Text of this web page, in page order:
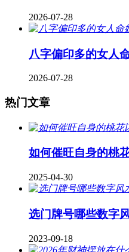
2026-07-28
八字偏印多的女人
2026-07-28
热门文章
如何催旺自身的桃
2025-04-30
选门牌号哪些数字
2023-09-18